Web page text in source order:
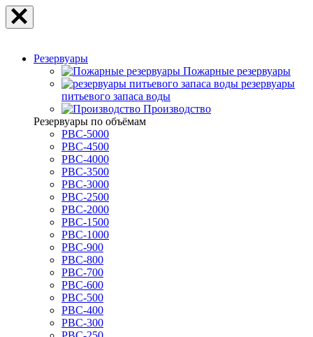
Резервуары
Пожарные резервуары
резервуары
питьевого запаса воды
Производство
Резервуары по объёмам
РВС-5000
РВС-4500
РВС-4000
РВС-3500
РВС-3000
РВС-2500
РВС-2000
РВС-1500
РВС-1000
РВС-900
РВС-800
РВС-700
РВС-600
РВС-500
РВС-400
РВС-300